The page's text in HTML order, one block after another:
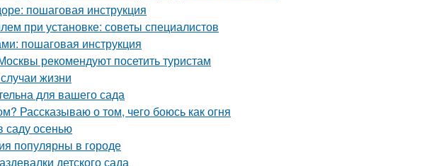
пошаговая инструкция
при установке: советы специалистов
пошаговая инструкция
рекомендуют посетить туристам
жизни
для вашего сада
Рассказываю о том, чего боюсь как огня
саду осенью
популярны в городе
детского сада